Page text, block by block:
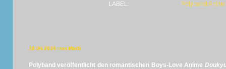
LABEL:
Polyband Anime
10.06.2026 von MarS
Polyband veröffentlicht den romantischen Boys-Love Anime